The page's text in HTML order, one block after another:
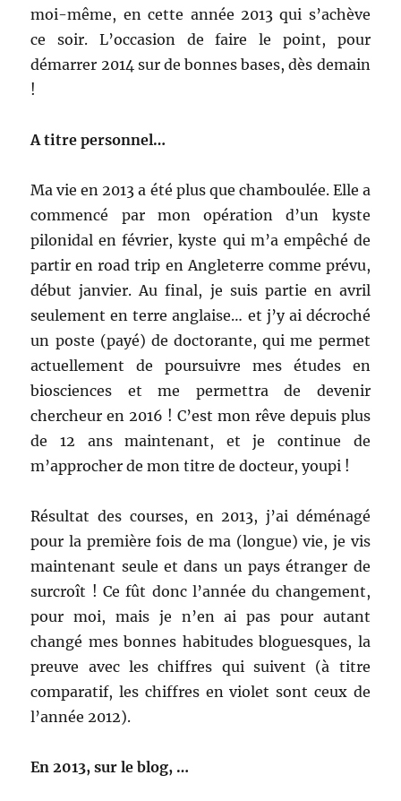
moi-même, en cette année 2013 qui s’achève
ce soir. L’occasion de faire le point, pour
démarrer 2014 sur de bonnes bases, dès demain
!
A titre personnel…
Ma vie en 2013 a été plus que chamboulée. Elle a
commencé par mon opération d’un kyste
pilonidal en février, kyste qui m’a empêché de
partir en road trip en Angleterre comme prévu,
début janvier. Au final, je suis partie en avril
seulement en terre anglaise… et j’y ai décroché
un poste (payé) de doctorante, qui me permet
actuellement de poursuivre mes études en
biosciences et me permettra de devenir
chercheur en 2016 ! C’est mon rêve depuis plus
de 12 ans maintenant, et je continue de
m’approcher de mon titre de docteur, youpi !
Résultat des courses, en 2013, j’ai déménagé
pour la première fois de ma (longue) vie, je vis
maintenant seule et dans un pays étranger de
surcroît ! Ce fût donc l’année du changement,
pour moi, mais je n’en ai pas pour autant
changé mes bonnes habitudes bloguesques, la
preuve avec les chiffres qui suivent (à titre
comparatif, les chiffres en violet sont ceux de
l’année 2012).
En 2013, sur le blog, …